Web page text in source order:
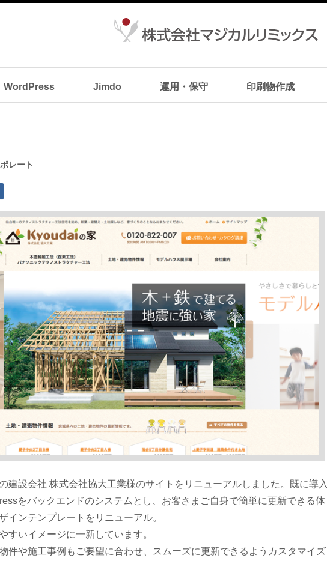
WordPress Jimdo 運用・保守 印刷物作成
レート
建設会社 株式会社協大工業様のサイトをリニューアルしました。既に導入
をバックエンドのシステムとし、お客さまご自身で簡単に更新できる体
インテンプレートをリニューアル。
すいイメージに一新しています。
件や施工事例もご要望に合わせ、スムーズに更新できるようカスタマイズ